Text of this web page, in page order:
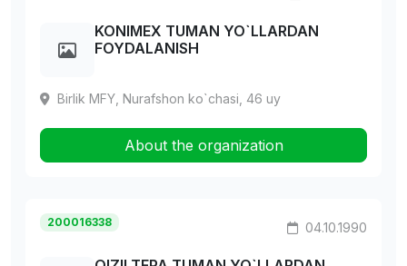
KONIMEX TUMAN YO`LLARDAN
FOYDALANISH
Birlik MFY, Nurafshon ko`chasi, 46 uy
About the organization
200016338 04.10.1990